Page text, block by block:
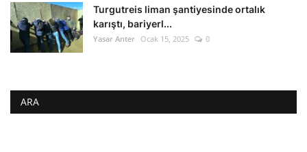
Turgutreis liman şantiyesinde ortalık
karıştı, bariyerl...
Yasar Anter Ocak 15, 2025 0
ARA